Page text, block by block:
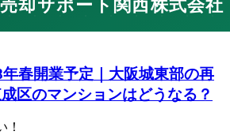
春開業予定｜大阪城東部の再
区のマンションはどうなる？
！